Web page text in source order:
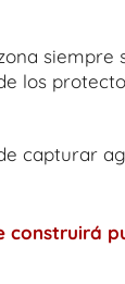
siempre
los
capturar
construirá